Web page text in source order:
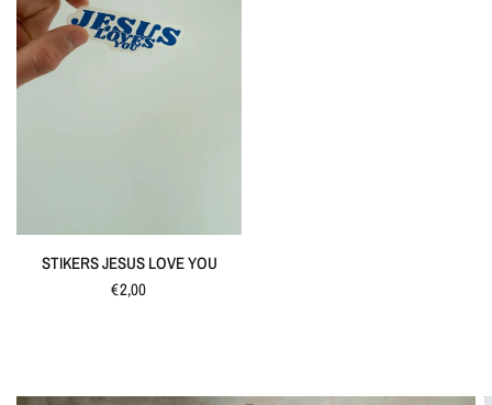
QUICK VIEW
STIKERS JESUS LOVE YOU
€2,00